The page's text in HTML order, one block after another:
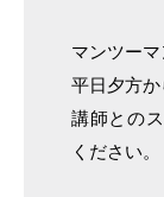
マンツーマ
平日夕方か
講師との
ください。